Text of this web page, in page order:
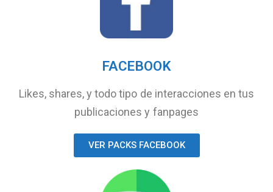
FACEBOOK
Likes, shares, y todo tipo de interacciones en tus
publicaciones y fanpages
VER PACKS FACEBOOK